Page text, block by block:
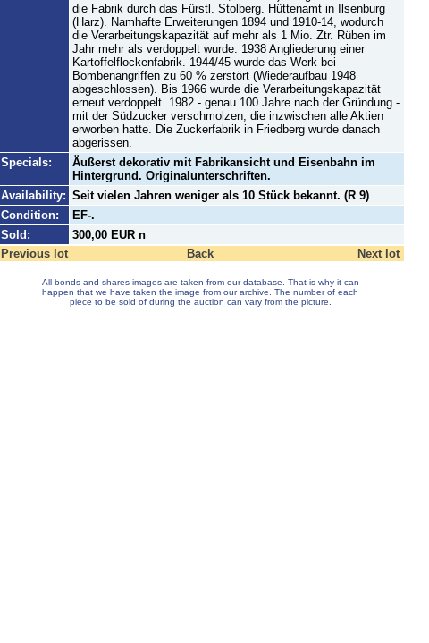
die Fabrik durch das Fürstl. Stolberg. Hüttenamt in Ilsenburg
(Harz). Namhafte Erweiterungen 1894 und 1910-14, wodurch
die Verarbeitungskapazität auf mehr als 1 Mio. Ztr. Rüben im
Jahr mehr als verdoppelt wurde. 1938 Angliederung einer
Kartoffelflockenfabrik. 1944/45 wurde das Werk bei
Bombenangriffen zu 60 % zerstört (Wiederaufbau 1948
abgeschlossen). Bis 1966 wurde die Verarbeitungskapazität
erneut verdoppelt. 1982 - genau 100 Jahre nach der Gründung -
mit der Südzucker verschmolzen, die inzwischen alle Aktien
erworben hatte. Die Zuckerfabrik in Friedberg wurde danach
abgerissen.
Specials:
Äußerst dekorativ mit Fabrikansicht und Eisenbahn im
Hintergrund. Originalunterschriften.
Availability: Seit vielen Jahren weniger als 10 Stück bekannt. (R 9)
Condition:
EF-.
Sold:
300,00 EUR n
Previous lot
Back Next lot
All bonds and shares images are taken from our database. That is why it can
happen that we have taken the image from our archive. The number of each
piece to be sold of during the auction can vary from the picture.